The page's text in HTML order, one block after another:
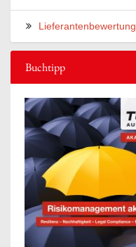
Lieferantenbewertung
Buchtipp